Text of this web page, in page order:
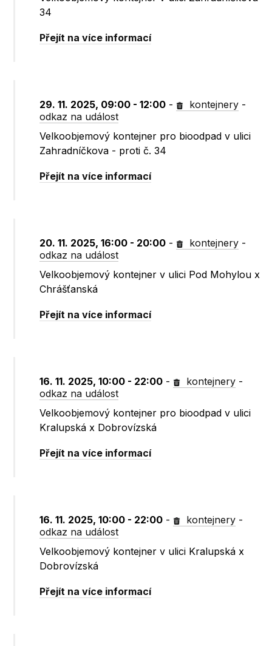
34
Přejít na více informací
29. 11. 2025, 09:00 - 12:00 - kontejnery -
odkaz na událost
Velkoobjemový kontejner pro bioodpad v ulici
Zahradníčkova - proti č. 34
Přejít na více informací
20. 11. 2025, 16:00 - 20:00 - kontejnery -
odkaz na událost
Velkoobjemový kontejner v ulici Pod Mohylou x
Chrášťanská
Přejít na více informací
16. 11. 2025, 10:00 - 22:00 - kontejnery -
odkaz na událost
Velkoobjemový kontejner pro bioodpad v ulici
Kralupská x Dobrovízská
Přejít na více informací
16. 11. 2025, 10:00 - 22:00 - kontejnery -
odkaz na událost
Velkoobjemový kontejner v ulici Kralupská x
Dobrovízská
Přejít na více informací